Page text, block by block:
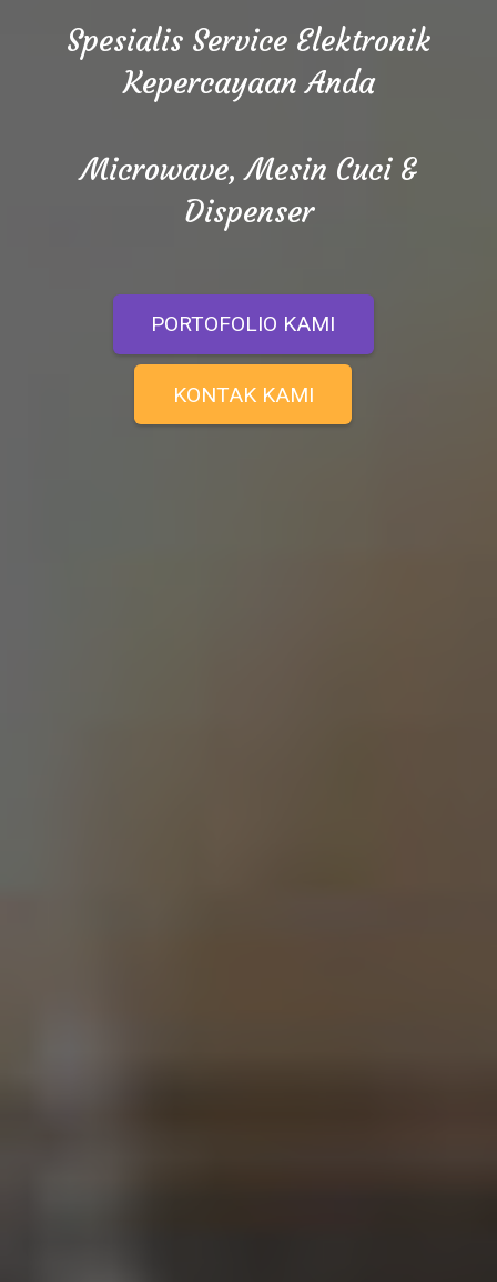
Spesialis Service Elektronik
Kepercayaan Anda
Microwave, Mesin Cuci &
Dispenser
PORTOFOLIO KAMI
KONTAK KAMI